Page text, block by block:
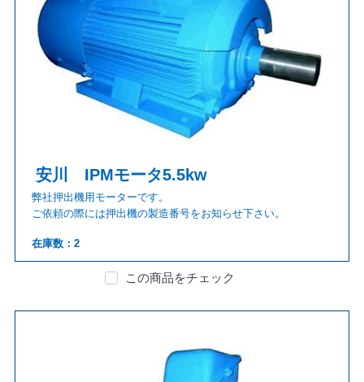
安川 IPMモータ5.5kw
弊社押出機用モーターです。
ご依頼の際には押出機の製造番号をお知らせ下さい。
在庫数：2
この商品をチェック